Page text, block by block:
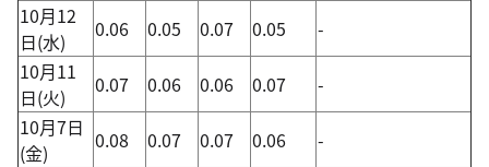
10月12
日(水)
0.06 0.05 0.07 0.05
-
10月11
日(火)
0.07 0.06 0.06 0.07
-
10月7日
(金)
0.08 0.07 0.07 0.06
-